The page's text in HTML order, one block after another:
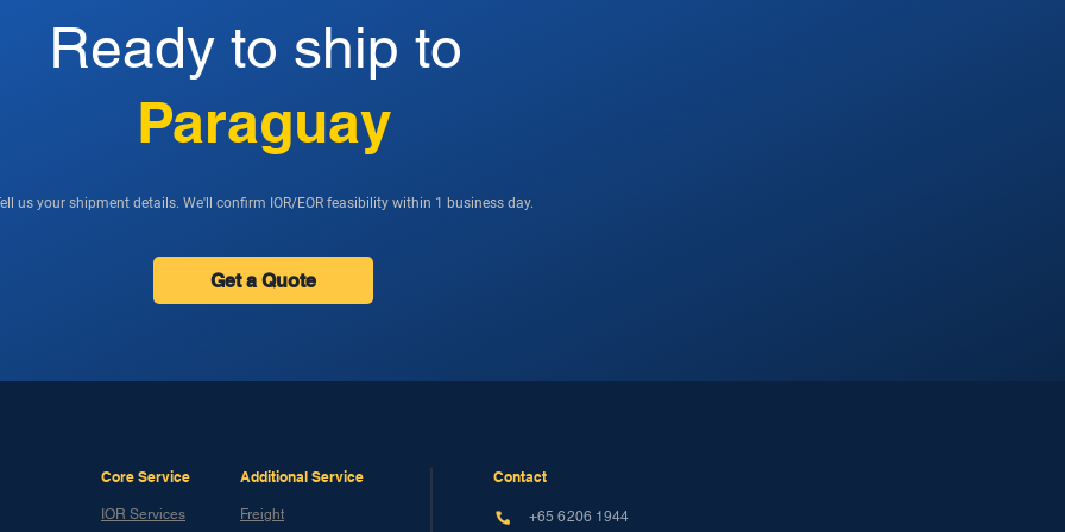
Ready to ship to
Paraguay
us your shipment details. We'll confirm IOR/EOR feasibility within 1 business day.
Get a Quote
Core Service
IOR Services
Additional Service
Freight
Contact
+65 6206 1944